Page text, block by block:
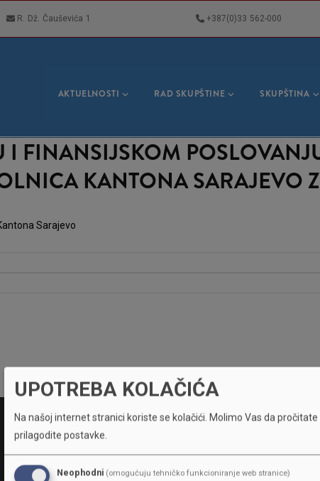
R. Dž. Čauševića 1 +387(0)33 562-000
NAVIGACIJA
AKTUELNOSTI RAD SKUPŠTINE SKUPŠTINA
I FINANSIJSKOM
KANTONA SARAJEVO
Sarajevo
UPOTREBA KOLAČIĆA
Na našoj internet stranici koriste se kolačići. Molimo Vas da pročitate
prilagodite postavke.
Neophodni (omogućuju tehničko funkcioniranje web stranice)